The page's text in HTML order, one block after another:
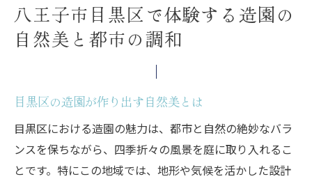
都会で出会う四季の変化と造園の魅力
造園が生む目黒区の四季折々の変化と魅力
四季を彩る目黒区の庭造り
春の訪れを告げる花々の庭
秋の紅葉が映える八王子市の造園
冬の静寂を楽しむ庭のデザイン
八王子市目黒区で体験する造園の
自然美と都市の調和
目黒区の造園が作り出す自然美とは
目黒区における造園の魅力は、都市と自然の絶妙なバラ
ンスを保ちながら、四季折々の風景を庭に取り入れるこ
とです。特にこの地域では、地形や気候を活かした設計